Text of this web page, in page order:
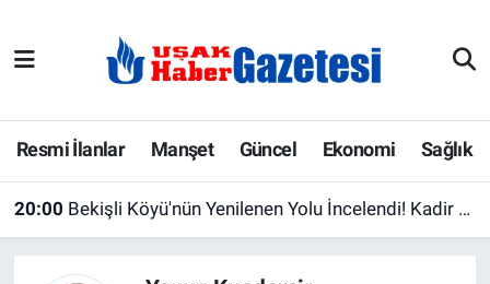
Resmi İlanlar Manşet Güncel Ekonomi Sağlık
20:00 Bekişli Köyü'nün Yenilenen Yolu İncelendi! Kadir Uslu'dan İl Özel İdaresi'ne Teşekkür
E-Gazete
Ekonomi
Uşak Hava Durumu
Uşak Trafik Yoğunluk Haritası
Süper Lig Puan Durumu ve Fikstür